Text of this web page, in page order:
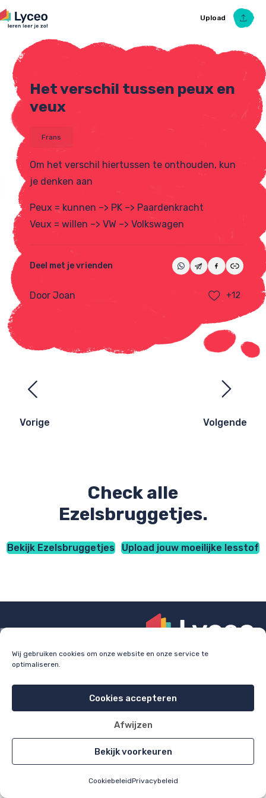
Wij gebruiken cookies om onze website en onze service te
optimaliseren.
Cookies accepteren
Afwijzen
Bekijk voorkeuren
CookiebeleidPrivacybeleid
Upload
Upload Ezelsbruggetje
Het verschil tussen peux en
veux
Frans
Om het verschil hiertussen te onthouden, kun
je denken aan
Peux = kunnen –> PK –> Paardenkracht
Veux = willen –> VW –> Volkswagen
Deel met je vrienden
Door Joan +12
Ezelsbruggetjes
navigatie
Vorige Volgende
Check alle
Ezelsbruggetjes.
Bekijk Ezelsbruggetjes Upload jouw moeilijke lesstof
examentraining.
All rights reserved 2026
Alle items